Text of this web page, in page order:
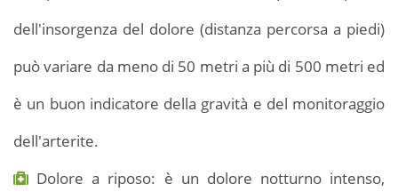
dell'insorgenza del dolore (distanza percorsa a piedi)
può variare da meno di 50 metri a più di 500 metri ed
è un buon indicatore della gravità e del monitoraggio
dell'arterite.
Dolore a riposo: è un dolore notturno intenso,